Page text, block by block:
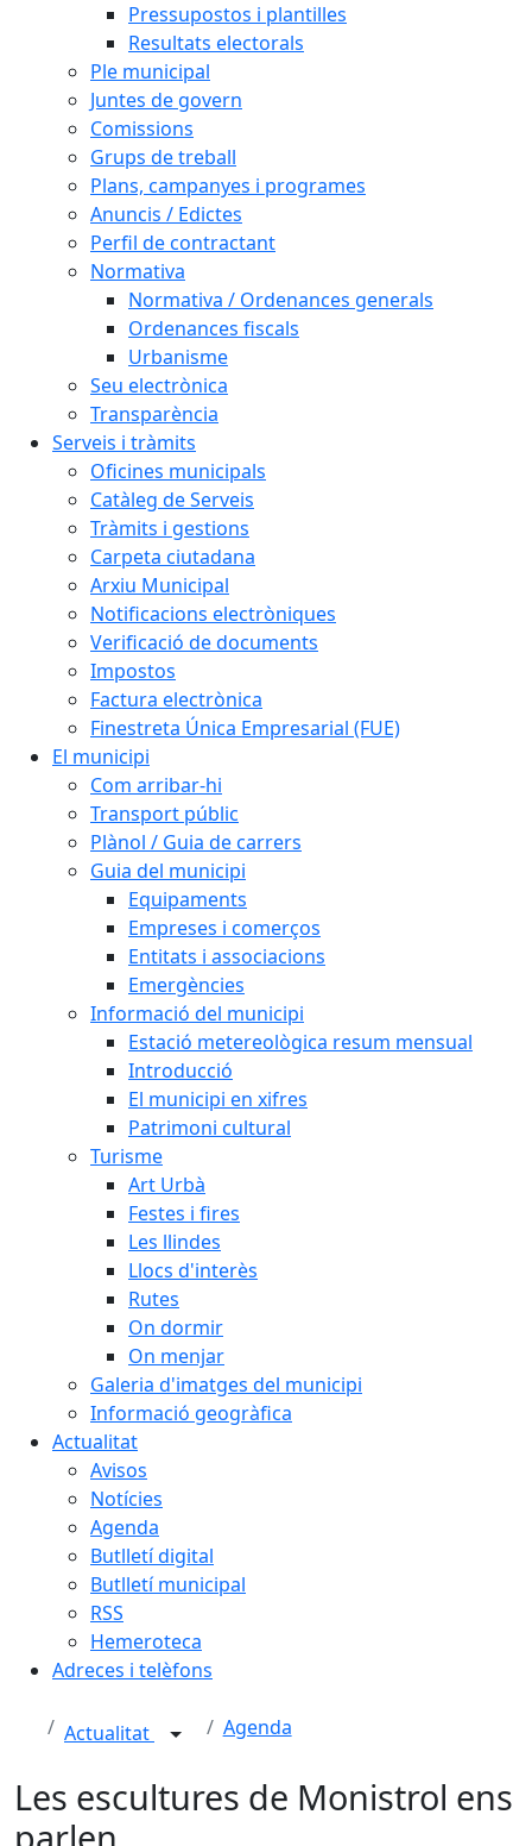
Pressupostos i plantilles
Resultats electorals
Ple municipal
Juntes de govern
Comissions
Grups de treball
Plans, campanyes i programes
Anuncis / Edictes
Perfil de contractant
Normativa
Normativa / Ordenances generals
Ordenances fiscals
Urbanisme
Seu electrònica
Transparència
Serveis i tràmits
Oficines municipals
Catàleg de Serveis
Tràmits i gestions
Carpeta ciutadana
Arxiu Municipal
Notificacions electròniques
Verificació de documents
Impostos
Factura electrònica
Finestreta Única Empresarial (FUE)
El municipi
Com arribar-hi
Transport públic
Plànol / Guia de carrers
Guia del municipi
Equipaments
Empreses i comerços
Entitats i associacions
Emergències
Informació del municipi
Estació metereològica resum mensual
Introducció
El municipi en xifres
Patrimoni cultural
Turisme
Art Urbà
Festes i fires
Les llindes
Llocs d'interès
Rutes
On dormir
On menjar
Galeria d'imatges del municipi
Informació geogràfica
Actualitat
Avisos
Notícies
Agenda
Butlletí digital
Butlletí municipal
RSS
Hemeroteca
Adreces i telèfons
Actualitat Agenda
Les escultures de Monistrol ens